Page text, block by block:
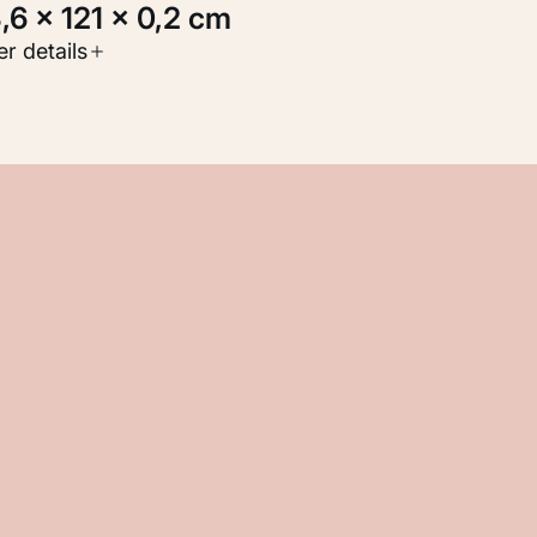
× 121 × 0,2 cm
werk
details